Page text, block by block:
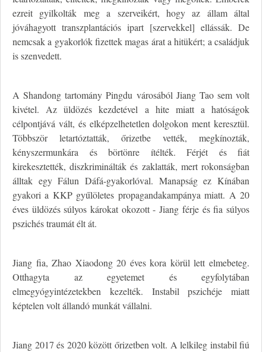
ezreit gyilkolták meg a szerveikért, hogy az állam által
jóváhagyott transzplantációs ipart [szervekkel] ellássák. De
nemcsak a gyakorlók fizettek magas árat a hitükért; a családjuk
is szenvedett.
A Shandong tartomány Pingdu városából Jiang Tao sem volt
kivétel. Az üldözés kezdetével a hite miatt a hatóságok
célpontjává vált, és elképzelhetetlen dolgokon ment keresztül.
Többször letartóztatták, őrizetbe vették, megkínozták,
kényszermunkára és börtönre ítélték. Férjét és fiát
kirekesztették, diszkriminálták és zaklatták, mert rokonságban
álltak egy Fálun Dáfá-gyakorlóval. Manapság ez Kínában
gyakori a KKP gyűlöletes propagandakampánya miatt. A 20
éves üldözés súlyos károkat okozott - Jiang férje és fia súlyos
pszichés traumát élt át.
Jiang fia, Zhao Xiaodong 20 éves kora körül lett elmebeteg.
Otthagyta az egyetemet és egyfolytában
elmegyógyintézetekben kezelték. Instabil pszichéje miatt
képtelen volt állandó munkát vállalni.
Jiang 2017 és 2020 között őrizetben volt. A lelkileg instabil fiú